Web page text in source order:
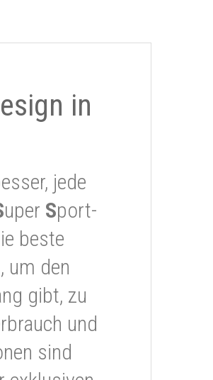
in
jede
uper Sport-
beste
um den
gibt, zu
und
sind